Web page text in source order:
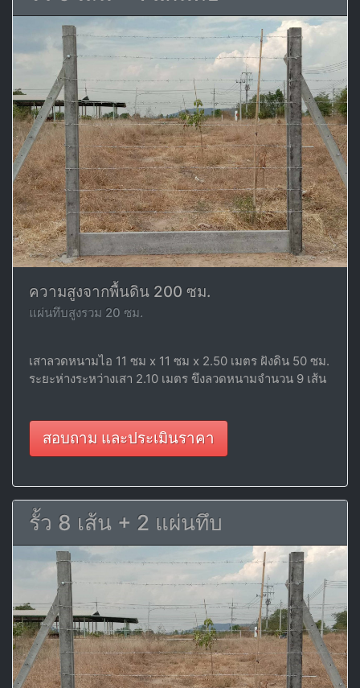
ความสูงจากพื้นดิน 200 ซม.
แผ่นทึบสูงรวม 20 ซม.
เสาลวดหนามไอ 11 ซม x 11 ซม x 2.50 เมตร ฝังดิน 50 ซม.
ระยะห่างระหว่างเสา 2.10 เมตร ขึงลวดหนามจำนวน 9 เส้น
สอบถาม และประเมินราคา
รั้ว 8 เส้น + 2 แผ่นทึบ